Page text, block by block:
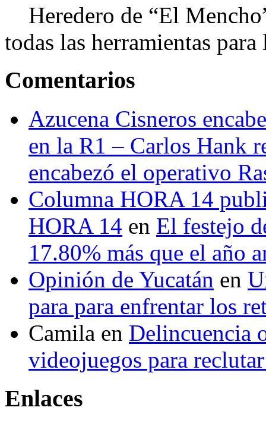
Heredero de “El
todas las herramientas
Comentarios
Azucena Cisneros
en la R1 – Carlos Hank
encabezó el operativo
Columna HORA 14
HORA 14 en El festejo
17.80% más que el año
Opinión de Yucatán en
para para enfrentar los
Camila en Delincuencia
videojuegos para
Enlaces